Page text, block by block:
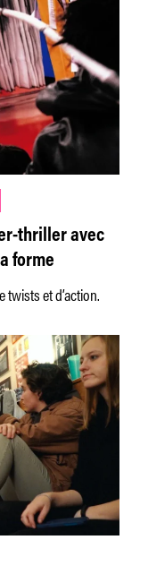
thriller avec
forme
twists et d’action.